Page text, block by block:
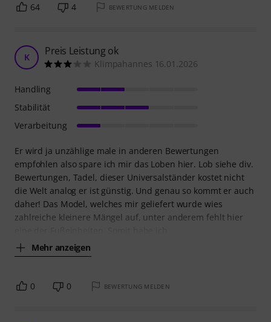
64 4 BEWERTUNG MELDEN
K Preis Leistung ok
Klimpahannes 16.01.2026
Er wird ja unzählige male in anderen Bewertungen
empfohlen also spare ich mir das Loben hier. Lob siehe div.
Bewertungen, Tadel, dieser Universalständer kostet nicht
die Welt analog er ist günstig. Und genau so kommt er auch
daher! Das Model, welches mir geliefert wurde wies
zahlreiche kleinere Mängel auf, unter anderem fehlt hier
Mehr anzeigen
Handling
Stabilität
Verarbeitung
0 0 BEWERTUNG MELDEN